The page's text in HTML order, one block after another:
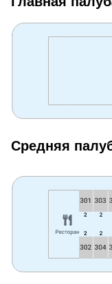
Средняя